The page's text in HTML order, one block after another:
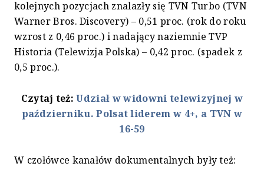
kolejnych pozycjach znalazły się TVN Turbo (TVN
Warner Bros. Discovery) – 0,51 proc. (rok do roku
wzrost z 0,46 proc.) i nadający naziemnie TVP
Historia (Telewizja Polska) – 0,42 proc. (spadek z
0,5 proc.).
Czytaj też:Udział w widowni telewizyjnej w
październiku. Polsat liderem w 4+, a TVN w
16-59
W czołówce kanałów dokumentalnych były też: